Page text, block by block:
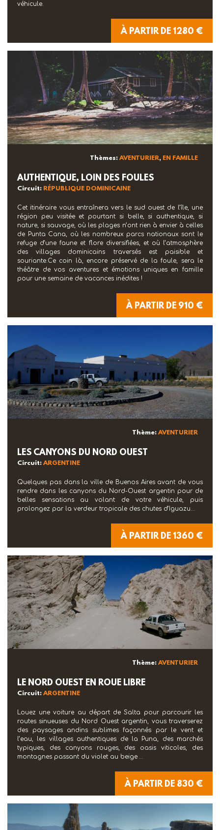
véhicule.
À PARTIR DE 1280 €
Thèmes:AVENTURIER, EN FAMILLE
AUTHENTIQUE, LOIN DES FOULES
Circuit: RÉPUBLIQUE DOMINICAINE
Cet itinéraire vous entraînera vers le sud ouest de l’île, une
région peu visitée et pourtant si belle, si authentique, si
nature, si sauvage, où les plages n’ont rien à envier à celles
de Punta Cana, où les nombreux parcs nationaux sont le
refuge d’une faune et flore diversifiées, et où l’atmosphère
des villages dominicains traversés est paisible et
souriante.Ce coin là, encore préservé de la foule, sera le
théâtre de vos aventures et émotions uniques en famille
pour une semaine de vacances inédites !
À PARTIR DE 910 €
Thème:AVENTURIER
LES CANYONS DU NORD OUEST
Circuit:ARGENTINE
Quelques pas dans la ville de Buenos Aires avant de vous
rendre dans les canyons du Nord-Ouest argentin pour de
belles sensations au volant de votre véhicule, puis
prolongez par la verdeur tropicale des chutes d’Iguazu...
À PARTIR DE 1360 €
Thème:AVENTURIER
LE NORD OUEST EN ROUE LIBRE
Circuit:ARGENTINE
Louez une voiture au départ de Salta pour parcourir les
routes sinueuses du Nord Ouest argentin, vous traverserez
des paysages andins sublimes façonnés par le vent et
l’eau, les villages authentiques de la Puna, des marchés
typiques, des canyons rouges, des oasis viticoles, des
montagnes passant du violet au beige …
À PARTIR DE 830 €